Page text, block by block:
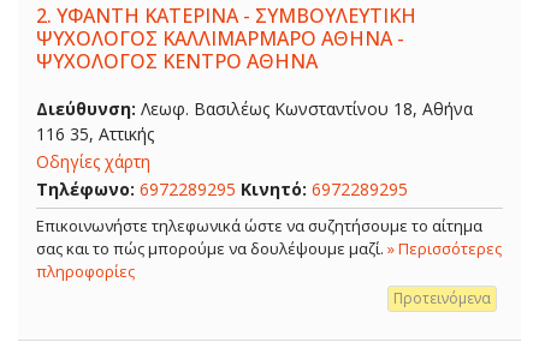
2. ΥΦΑΝΤΗ ΚΑΤΕΡΙΝΑ - ΣΥΜΒΟΥΛΕΥΤΙΚΗ
ΨΥΧΟΛΟΓΟΣ ΚΑΛΛΙΜΑΡΜΑΡΟ ΑΘΗΝΑ -
ΨΥΧΟΛΟΓΟΣ ΚΕΝΤΡΟ ΑΘΗΝΑ
Διεύθυνση: Λεωφ. Βασιλέως Κωνσταντίνου 18, Αθήνα
116 35, Αττικής
Οδηγίες χάρτη
Τηλέφωνο: 6972289295 Κινητό: 6972289295
Επικοινωνήστε τηλεφωνικά ώστε να συζητήσουμε το αίτημα
σας και το πώς μπορούμε να δουλέψουμε μαζί. » Περισσότερες
πληροφορίες
Προτεινόμενα